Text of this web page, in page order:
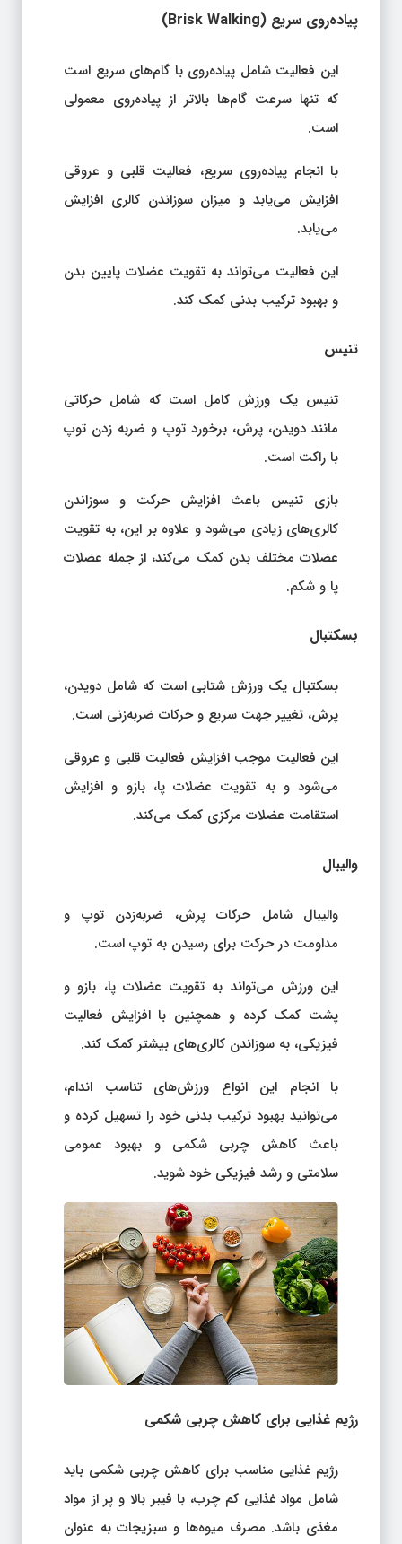
پیاده‌روی سریع (Brisk Walking)
این فعالیت شامل پیاده‌روی با گام‌های سریع است
که تنها سرعت گام‌ها بالاتر از پیاده‌روی معمولی
است.
با انجام پیاده‌روی سریع، فعالیت قلبی و عروقی
افزایش می‌یابد و میزان سوزاندن کالری افزایش
می‌یابد.
این فعالیت می‌تواند به تقویت عضلات پایین بدن
و بهبود ترکیب بدنی کمک کند.
تنیس
تنیس یک ورزش کامل است که شامل حرکاتی
مانند دویدن، پرش، برخورد توپ و ضربه زدن توپ
با راکت است.
بازی تنیس باعث افزایش حرکت و سوزاندن
کالری‌های زیادی می‌شود و علاوه بر این، به تقویت
عضلات مختلف بدن کمک می‌کند، از جمله عضلات
پا و شکم.
بسکتبال
بسکتبال یک ورزش شتابی است که شامل دویدن،
پرش، تغییر جهت سریع و حرکات ضربه‌زنی است.
این فعالیت موجب افزایش فعالیت قلبی و عروقی
می‌شود و به تقویت عضلات پا، بازو و افزایش
استقامت عضلات مرکزی کمک می‌کند.
والیبال
والیبال شامل حرکات پرش، ضربه‌زدن توپ و
مداومت در حرکت برای رسیدن به توپ است.
این ورزش می‌تواند به تقویت عضلات پا، بازو و
پشت کمک کرده و همچنین با افزایش فعالیت
فیزیکی، به سوزاندن کالری‌های بیشتر کمک کند.
با انجام این انواع ورزش‌های تناسب اندام،
می‌توانید بهبود ترکیب بدنی خود را تسهیل کرده و
باعث کاهش چربی شکمی و بهبود عمومی
سلامتی و رشد فیزیکی خود شوید.
رژیم غذایی برای کاهش چربی شکمی
رژیم غذایی مناسب برای کاهش چربی شکمی باید
شامل مواد غذایی کم چرب، با فیبر بالا و پر از مواد
مغذی باشد. مصرف میوه‌ها و سبزیجات به عنوان